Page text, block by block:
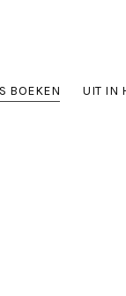
BOEKEN UIT IN